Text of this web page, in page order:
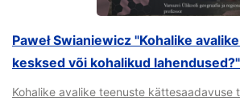
Paweł Swianiewicz "Kohalike
kesksed või kohalikud lahendused?"
Kohalike avalike teenuste kättesaadavuse